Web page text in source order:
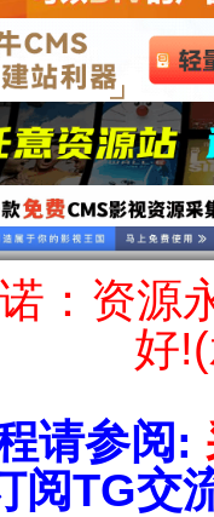
：资源
好
请参阅:
阅TG交